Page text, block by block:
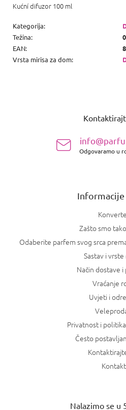
Kućní difuzor 100 ml
Kategorija:
Težina:
EAN:
Vrsta mirisa za dom:
Odgovaramo u
Informacije
Zašto smo
Odaberite parfem svog srca
Sastav i vrste
Način dostave i
Vraćanje
Uvjeti i
Privatnost i
Često
Kontakt
Nalazimo se u